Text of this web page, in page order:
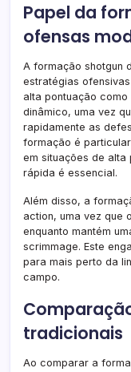
Papel da
ofensas
A formação shotgun
estratégias
alta pontuação como
dinâmico, uma vez
rapidamente as
formação é
em situações de
rápida é essencial.
Além disso, a
action, uma vez que
enquanto mantém
scrimmage. Este
para mais perto da
campo.
tradicionais
Ao comparar a